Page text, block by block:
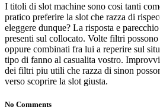
I titoli di slot machine sono cosi tanti
pratico preferire la slot che razza di
eleggere dunque? La risposta e
presenti sul collocato. Volte filtri possono
oppure combinati fra lui a reperire sul
tipo di fanno al casualita vostro.
dei filtri piu utili che razza di sinon
verso scoprire la slot giusta.
No Comments